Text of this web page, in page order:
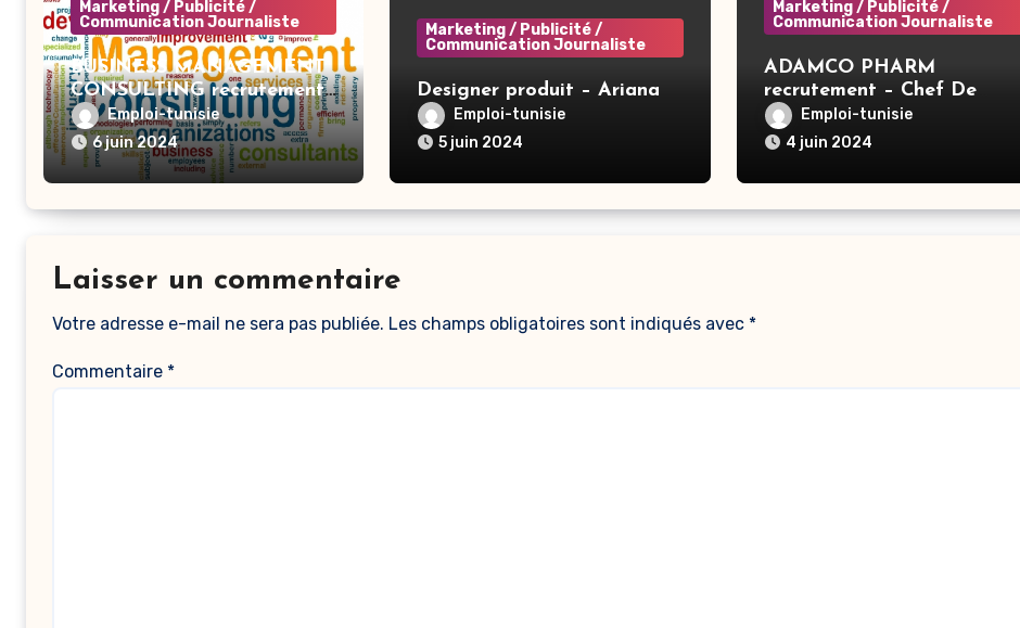
Marketing / Publicité /
Communication Journaliste
BUSINESS MANAGEMENT
CONSULTING recrutement
– Business Developer BI –
Tunis
Emploi-tunisie
6 juin 2024
Marketing / Publicité /
Communication Journaliste
Designer produit – Ariana
Emploi-tunisie
5 juin 2024
Marketing / Publicité /
Communication Journaliste
ADAMCO PHARM
recrutement – Chef De
Produit Senior – Niger
Niamey
Emploi-tunisie
4 juin 2024
Laisser un commentaire
Votre adresse e-mail ne sera pas publiée. Les champs obligatoires sont indiqués avec *
Commentaire *